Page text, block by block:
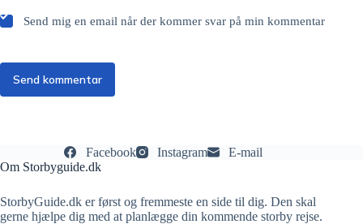
Send mig en email når der kommer svar på min kommentar
Send kommentar
Facebook Instagram
E-mail
Om Storbyguide.dk
StorbyGuide.dk er først og fremmeste en side til dig. Den skal
gerne hjælpe dig med at planlægge din kommende storby rejse.